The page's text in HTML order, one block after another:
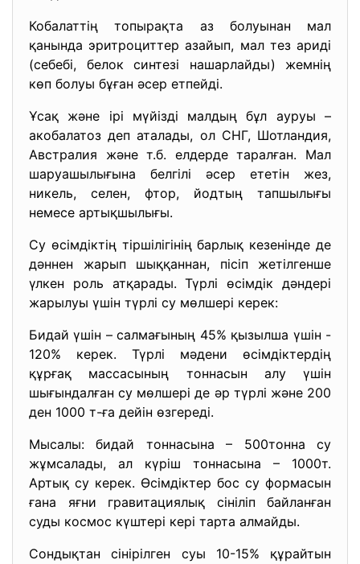
Кобалаттің топырақта аз болуынан мал
қанында эритроциттер азайып, мал тез ариді
(себебі, белок синтезі нашарлайды) жемнің
көп болуы бұған әсер етпейді.
Ұсақ және ірі мүйізді малдың бұл ауруы –
акобалатоз деп аталады, ол СНГ, Шотландия,
Австралия және т.б. елдерде таралған. Мал
шаруашылығына белгілі әсер ететін жез,
никель, селен, фтор, йодтың тапшылығы
немесе артықшылығы.
Су өсімдіктің тіршілігінің барлық кезенінде де
дәннен жарып шыққаннан, пісіп жетілгенше
үлкен роль атқарады. Түрлі өсімдік дәндері
жарылуы үшін түрлі су мөлшері керек:
Бидай үшін – салмағының 45% қызылша үшін -
120% керек. Түрлі мәдени өсімдіктердің
құрғақ массасының тоннасын алу үшін
шығындалған су мөлшері де әр түрлі және 200
ден 1000 т-ға дейін өзгереді.
Мысалы: бидай тоннасына – 500тонна су
жұмсалады, ал күріш тоннасына – 1000т.
Артық су керек. Өсімдіктер бос су формасын
ғана яғни гравитациялық сініліп байланған
суды космос күштері кері тарта алмайды.
Сондықтан сінірілген суы 10-15% құрайтын